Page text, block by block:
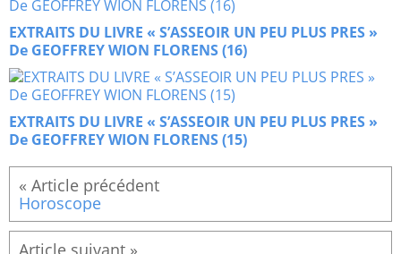
EXTRAITS DU LIVRE « S’ASSEOIR UN PEU PLUS PRES »
De GEOFFREY WION FLORENS (16)
EXTRAITS DU LIVRE « S’ASSEOIR UN PEU PLUS PRES »
De GEOFFREY WION FLORENS (15)
Horoscope